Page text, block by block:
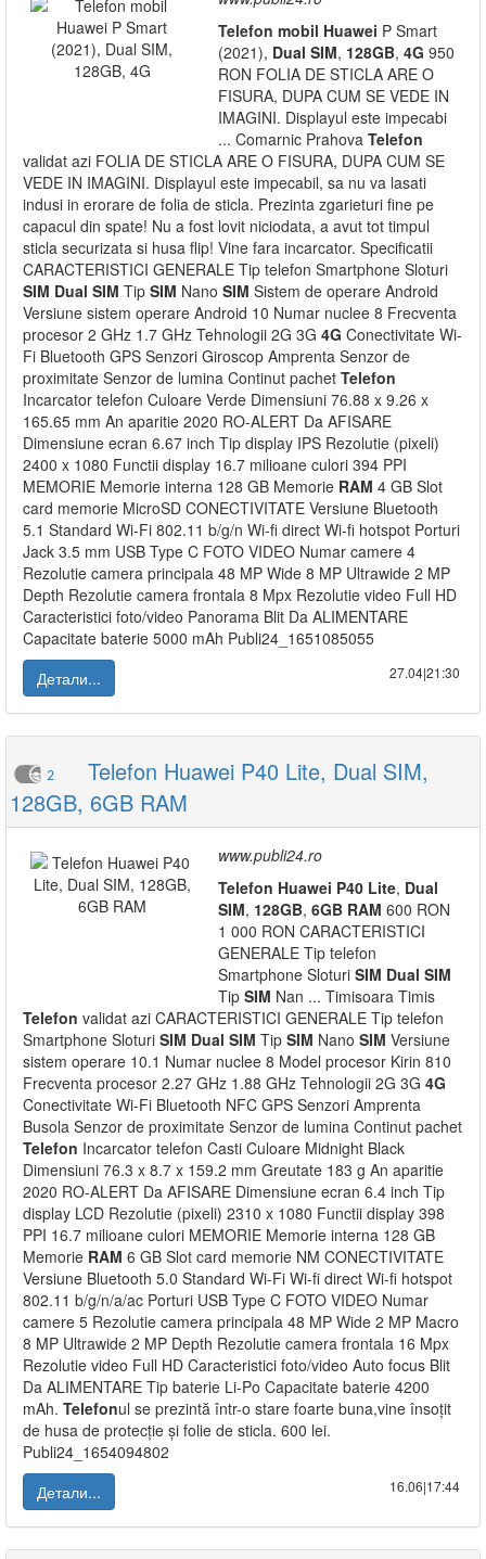
Telefon mobil Huawei P Smart
(2021), Dual SIM, 128GB, 4G 950
RON FOLIA DE STICLA ARE O
FISURA, DUPA CUM SE VEDE IN
IMAGINI. Displayul este impecabi
... Comarnic Prahova Telefon
validat azi FOLIA DE STICLA ARE O FISURA, DUPA CUM SE
VEDE IN IMAGINI. Displayul este impecabil, sa nu va lasati
indusi in erorare de folia de sticla. Prezinta zgarieturi fine pe
capacul din spate! Nu a fost lovit niciodata, a avut tot timpul
sticla securizata si husa flip! Vine fara incarcator. Specificatii
CARACTERISTICI GENERALE Tip telefon Smartphone Sloturi
SIM Dual SIM Tip SIM Nano SIM Sistem de operare Android
Versiune sistem operare Android 10 Numar nuclee 8 Frecventa
procesor 2 GHz 1.7 GHz Tehnologii 2G 3G 4G Conectivitate Wi-
Fi Bluetooth GPS Senzori Giroscop Amprenta Senzor de
proximitate Senzor de lumina Continut pachet Telefon
Incarcator telefon Culoare Verde Dimensiuni 76.88 x 9.26 x
165.65 mm An aparitie 2020 RO-ALERT Da AFISARE
Dimensiune ecran 6.67 inch Tip display IPS Rezolutie (pixeli)
2400 x 1080 Functii display 16.7 milioane culori 394 PPI
MEMORIE Memorie interna 128 GB Memorie RAM 4 GB Slot
card memorie MicroSD CONECTIVITATE Versiune Bluetooth
5.1 Standard Wi-Fi 802.11 b/g/n Wi-fi direct Wi-fi hotspot Porturi
Jack 3.5 mm USB Type C FOTO VIDEO Numar camere 4
Rezolutie camera principala 48 MP Wide 8 MP Ultrawide 2 MP
Depth Rezolutie camera frontala 8 Mpx Rezolutie video Full HD
Caracteristici foto/video Panorama Blit Da ALIMENTARE
Capacitate baterie 5000 mAh Publi24_1651085055
Детали...
27.04|21:30
2
Telefon Huawei P40 Lite, Dual SIM,
128GB, 6GB RAM
www.publi24.ro
Telefon Huawei P40 Lite, Dual
SIM, 128GB, 6GB RAM 600 RON
1 000 RON CARACTERISTICI
GENERALE Tip telefon
Smartphone Sloturi SIM Dual SIM
Tip SIM Nan ... Timisoara Timis
Telefon validat azi CARACTERISTICI GENERALE Tip telefon
Smartphone Sloturi SIM Dual SIM Tip SIM Nano SIM Versiune
sistem operare 10.1 Numar nuclee 8 Model procesor Kirin 810
Frecventa procesor 2.27 GHz 1.88 GHz Tehnologii 2G 3G 4G
Conectivitate Wi-Fi Bluetooth NFC GPS Senzori Amprenta
Busola Senzor de proximitate Senzor de lumina Continut pachet
Telefon Incarcator telefon Casti Culoare Midnight Black
Dimensiuni 76.3 x 8.7 x 159.2 mm Greutate 183 g An aparitie
2020 RO-ALERT Da AFISARE Dimensiune ecran 6.4 inch Tip
display LCD Rezolutie (pixeli) 2310 x 1080 Functii display 398
PPI 16.7 milioane culori MEMORIE Memorie interna 128 GB
Memorie RAM 6 GB Slot card memorie NM CONECTIVITATE
Versiune Bluetooth 5.0 Standard Wi-Fi Wi-fi direct Wi-fi hotspot
802.11 b/g/n/a/ac Porturi USB Type C FOTO VIDEO Numar
camere 5 Rezolutie camera principala 48 MP Wide 2 MP Macro
8 MP Ultrawide 2 MP Depth Rezolutie camera frontala 16 Mpx
Rezolutie video Full HD Caracteristici foto/video Auto focus Blit
Da ALIMENTARE Tip baterie Li-Po Capacitate baterie 4200
mAh. Telefonul se prezintă într-o stare foarte buna,vine însoțit
de husa de protecție și folie de sticla. 600 lei.
Publi24_1654094802
Детали...
16.06|17:44